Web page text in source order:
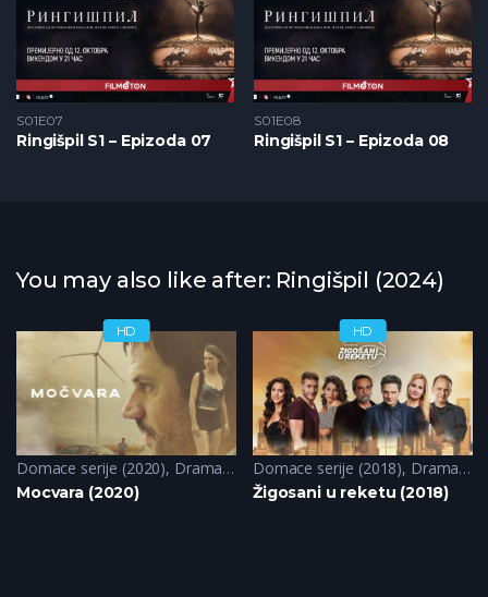
S01E07
Ringišpil S1 – Epizoda 07
S01E08
Ringišpil S1 – Epizoda 08
You may also like after: Ringišpil (2024)
,Triler
HD
Domace serije (2020), Drama,Krimi,Misterija
Mocvara (2020)
HD
Domace serije (2018), Drama,
Žigosani u reketu (2018)